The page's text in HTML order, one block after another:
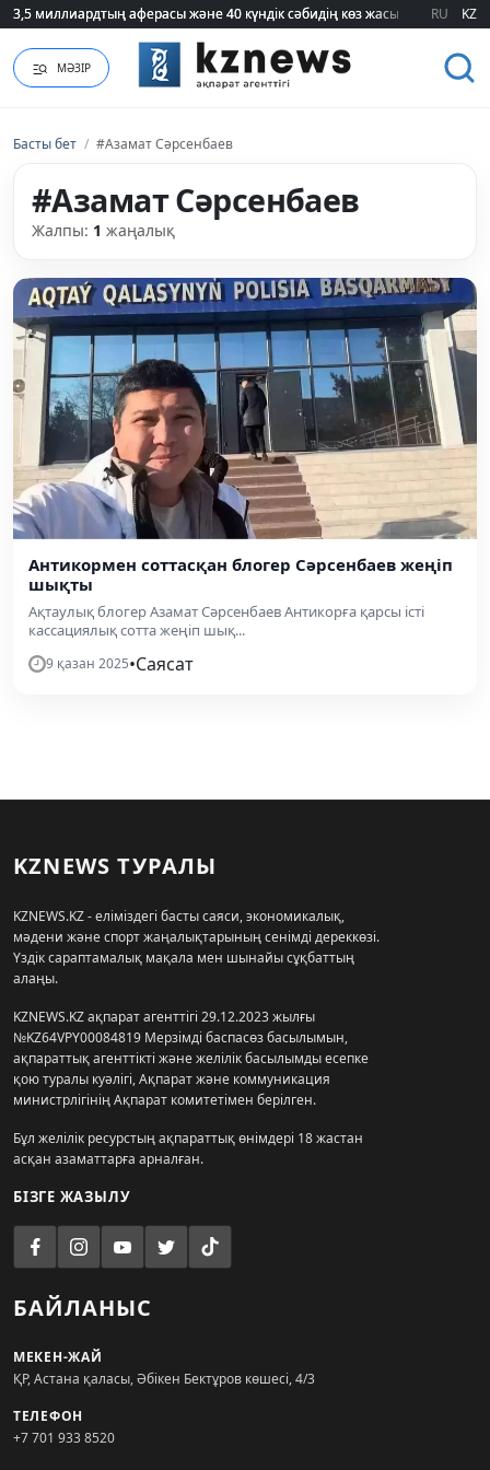
3,5 миллиардтың аферасы және 40 күндік сәбидің көз жасы:
3,5 миллиардтың аферасы және 40 күндік сәбидің көз жасы: RU KZ
МӘЗІР
Басты бет / #Азамат Сәрсенбаев
#Азамат Сәрсенбаев
Жалпы: 1 жаңалық
Антикормен соттасқан блогер Сәрсенбаев жеңіп
шықты
Ақтаулық блогер Азамат Сәрсенбаев Антикорға қарсы істі
кассациялық сотта жеңіп шық...
9 қазан 2025•Саясат
KZNEWS ТУРАЛЫ
KZNEWS.KZ - еліміздегі басты саяси, экономикалық,
мәдени және спорт жаңалықтарының сенімді дереккөзі.
Үздік сараптамалық мақала мен шынайы сұқбаттың
алаңы.
KZNEWS.KZ ақпарат агенттігі 29.12.2023 жылғы
№KZ64VPY00084819 Мерзімді баспасөз басылымын,
ақпараттық агенттікті және желілік басылымды есепке
қою туралы куәлігі, Ақпарат және коммуникация
министрлігінің Ақпарат комитетімен берілген.
Бұл желілік ресурстың ақпараттық өнімдері 18 жастан
асқан азаматтарға арналған.
БІЗГЕ ЖАЗЫЛУ
БАЙЛАНЫС
МЕКЕН-ЖАЙ
ҚР, Астана қаласы, Әбікен Бектұров көшесі, 4/3
ТЕЛЕФОН
+7 701 933 8520